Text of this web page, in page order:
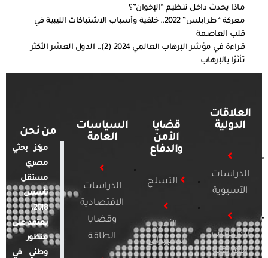
ماذا يحدث داخل تنظيم “الإخوان”؟
معركة “طرابلس” 2022.. خلفية وأسباب الاشتباكات الليبية في
قلب العاصمة
قراءة في مؤشر الإرهاب العالمي 2024 (2).. الدول العشر الأكثر
تأثرًا بالإرهاب
العلاقات
الدولية
الدراسات
الآسيوية
الدراسات
الأفريقية
قضايا
الأمن
والدفاع
التسلح
الأمن
السيبراني
السياسات
العامة
الدراسات
الاقتصادية
وقضايا
الطاقة
من نحن
مركز بحثي
مصري
مستقل
تأسس
2018.
يعتمد على
منظور
وطني في